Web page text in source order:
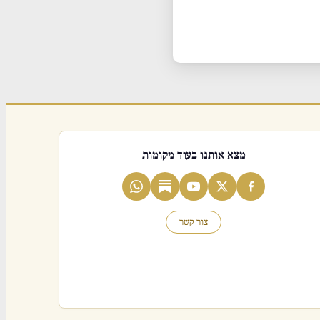
מצא אותנו בעוד מקומות
צור קשר